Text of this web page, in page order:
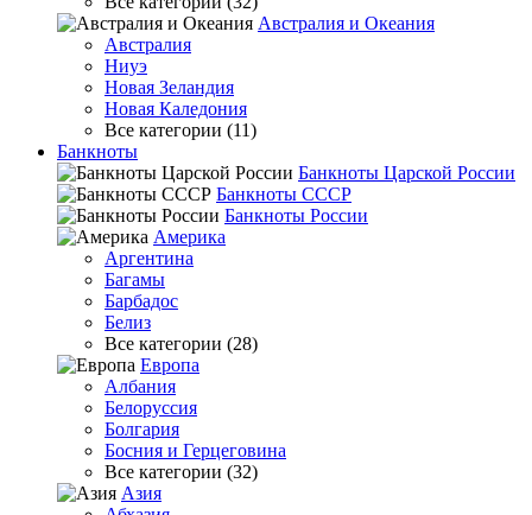
Австралия и Океания
Австралия
Ниуэ
Новая Зеландия
Новая Каледония
Все категории (11)
Банкноты
Банкноты Царской России
Банкноты СССР
Банкноты России
Америка
Аргентина
Багамы
Барбадос
Белиз
Все категории (28)
Европа
Албания
Белоруссия
Болгария
Босния и Герцеговина
Все категории (32)
Азия